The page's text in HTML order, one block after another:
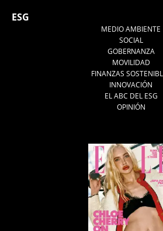
ESG
MEDIO AMBIENTE
SOCIAL
GOBERNANZA
MOVILIDAD
FINANZAS
INNOVACIÓN
EL ABC DEL ESG
OPINIÓN